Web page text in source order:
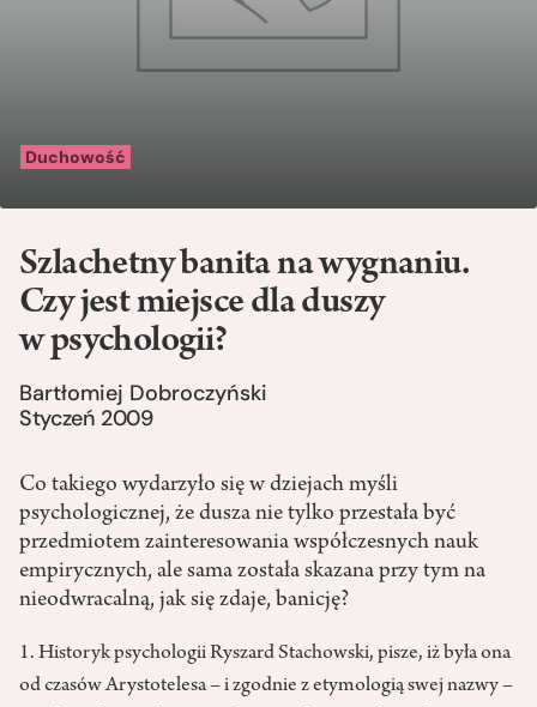
Duchowość
Szlachetny banita na wygnaniu.
Czy jest miejsce dla duszy
w psychologii?
Bartłomiej Dobroczyński
Styczeń 2009
Co takiego wydarzyło się w dziejach myśli
psychologicznej, że dusza nie tylko przestała być
przedmiotem zainteresowania współczesnych nauk
empirycznych, ale sama została skazana przy tym na
nieodwracalną, jak się zdaje, banicję?
1. Historyk psychologii Ryszard Stachowski, pisze, iż była ona
od czasów Arystotelesa – i zgodnie z etymologią swej nazwy –